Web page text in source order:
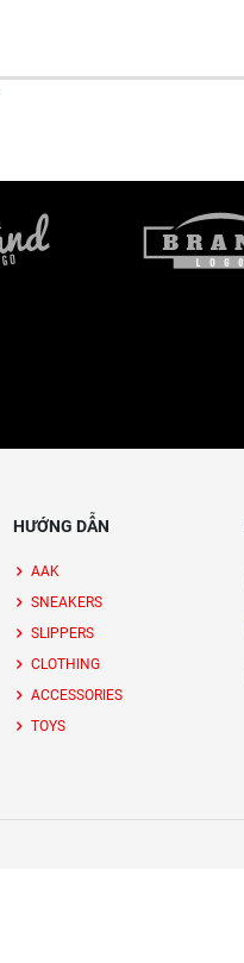
HƯỚNG DẪN
AAK
SNEAKERS
SLIPPERS
CLOTHING
ACCESSORIES
TOYS